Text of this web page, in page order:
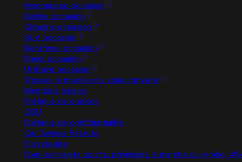
Monospace occasion
Berline occasion
Citadine occasion
SUV occasion
Électrique occasion
Break occasion
Utilitaire occasion
Trouvez le modèle qui vous convient
Mentions légales
Politique de cookies
CGU
Politique de confidentialité
Car Avenue Recrute
Plan du site
Pour les trajets courts, privilégiez la marche ou le vélo.